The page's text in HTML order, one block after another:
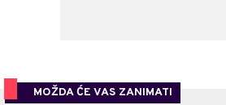
MOŽDA ĆE VAS ZANIMATI